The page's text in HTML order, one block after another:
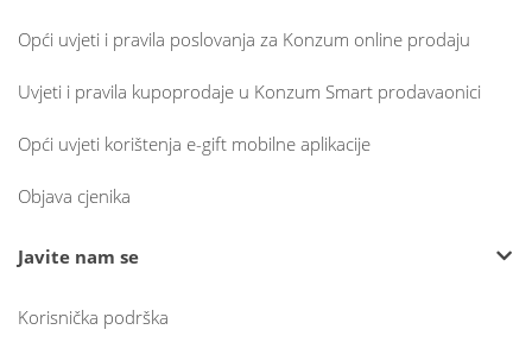
Opći uvjeti i pravila poslovanja za Konzum online prodaju
Uvjeti i pravila kupoprodaje u Konzum Smart prodavaonici
Opći uvjeti korištenja e-gift mobilne aplikacije
Objava cjenika
Javite nam se
Korisnička podrška